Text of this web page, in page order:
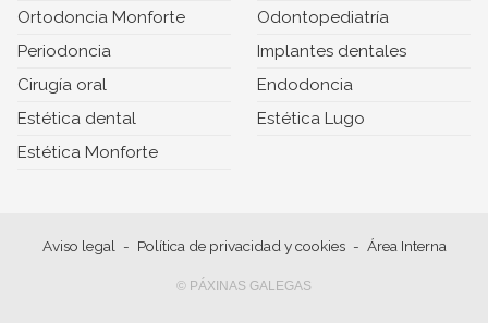
Ortodoncia Monforte
Odontopediatría
Periodoncia
Implantes dentales
Cirugía oral
Endodoncia
Estética dental
Estética Lugo
Estética Monforte
Aviso legal - Política de privacidad y cookies - Área Interna
© PÁXINAS GALEGAS